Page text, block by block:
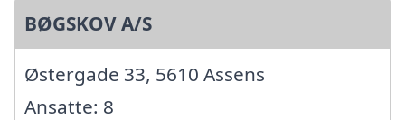
BØGSKOV A/S
Østergade 33, 5610 Assens
Ansatte: 8